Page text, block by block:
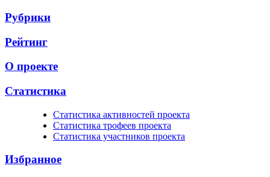
Рубрики
Рейтинг
О проекте
Статистика
Cтатистика активностей проекта
Cтатистика трофеев проекта
Cтатистика участников проекта
Избранное